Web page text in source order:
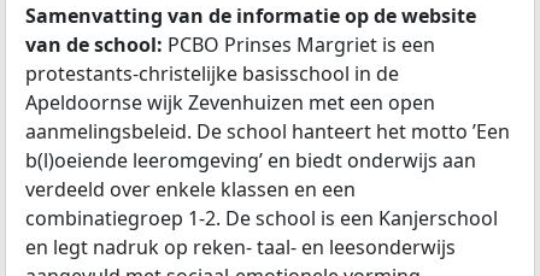
Samenvatting van de informatie op de website
van de school: PCBO Prinses Margriet is een
protestants-christelijke basisschool in de
Apeldoornse wijk Zevenhuizen met een open
aanmelingsbeleid. De school hanteert het motto ’Een
b(l)oeiende leeromgeving’ en biedt onderwijs aan
verdeeld over enkele klassen en een
combinatiegroep 1-2. De school is een Kanjerschool
en legt nadruk op reken- taal- en leesonderwijs